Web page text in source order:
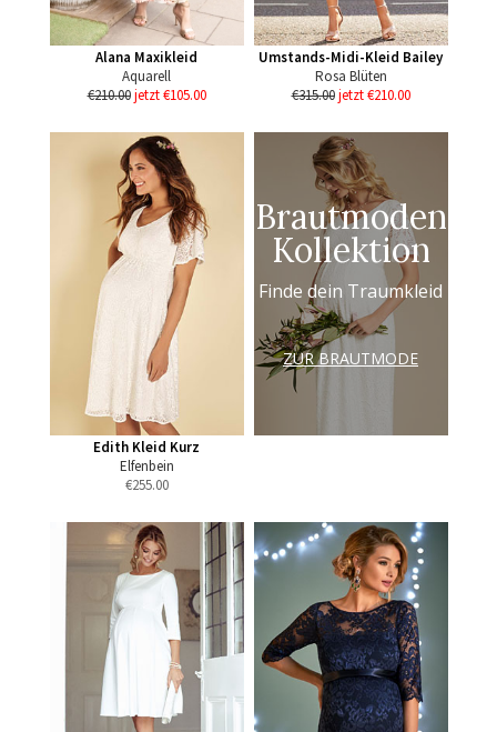
Alana Maxikleid
Aquarell
€210.00 jetzt €105.00
Umstands-Midi-Kleid Bailey
Rosa Blüten
€315.00 jetzt €210.00
Edith Kleid Kurz
Elfenbein
€255.00
Brautmoden
Kollektion
Finde dein Traumkleid
ZUR BRAUTMODE